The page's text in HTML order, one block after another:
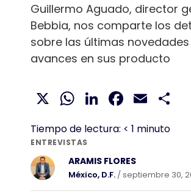
X WhatsApp
LinkedInEmail
Tiempo de lectura: < 1 minuto
ENTREVISTAS
Guillermo Aguado, director
Bebbia, nos comparte los
sobre las últimas
avances en sus producto
ARAMIS FLORES
México, D.F. / septiembre 30,